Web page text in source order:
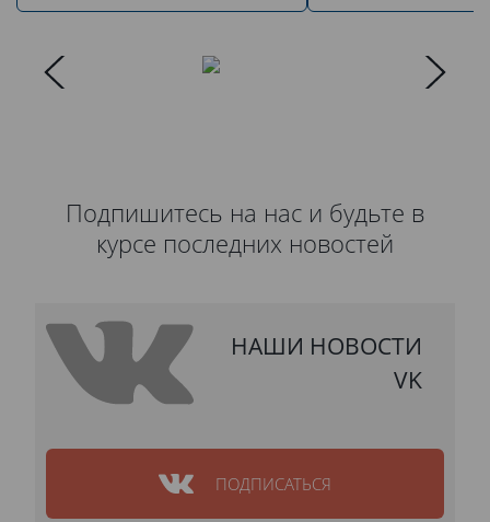
Подпишитесь на нас и будьте в
курсе последних новостей
НАШИ НОВОСТИ
VK
ПОДПИСАТЬСЯ